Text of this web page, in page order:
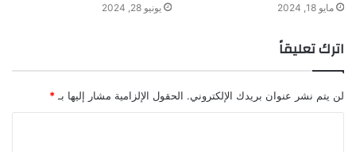
مايو 18, 2024 يونيو 28, 2024
اترك تعليقاً
لن يتم نشر عنوان بريدك الإلكتروني. الحقول الإلزامية مشار إليها بـ *